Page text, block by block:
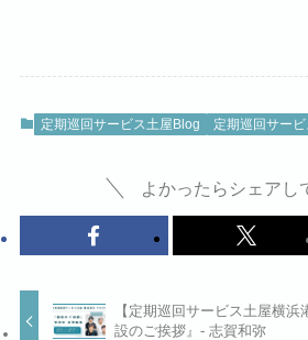
定期巡回サービス土屋Blog 定期巡回サー
よかったらシェアし
【定期巡回サービス土屋横
設のご挨拶』‐ 志賀和弥